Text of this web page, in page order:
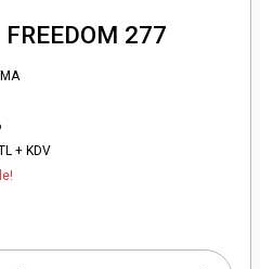
277
+ KDV